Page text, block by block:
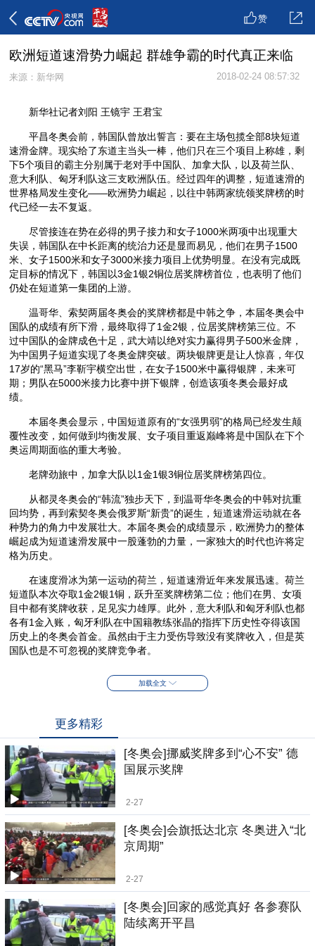
赞
欧洲短道速滑势力崛起 群雄争霸的时代真正来临
来源：新华网 2018-02-24 08:57:32
新华社记者刘阳 王镜宇 王君宝
平昌冬奥会前，韩国队曾放出誓言：要在主场包揽全部8块短道
速滑金牌。现实给了东道主当头一棒，他们只在三个项目上称雄，剩
下5个项目的霸主分别属于老对手中国队、加拿大队，以及荷兰队、
意大利队、匈牙利队这三支欧洲队伍。经过四年的调整，短道速滑的
世界格局发生变化——欧洲势力崛起，以往中韩两家统领奖牌榜的时
代已经一去不复返。
尽管接连在势在必得的男子接力和女子1000米两项中出现重大
失误，韩国队在中长距离的统治力还是显而易见，他们在男子1500
米、女子1500米和女子3000米接力项目上优势明显。在没有完成既
定目标的情况下，韩国以3金1银2铜位居奖牌榜首位，也表明了他们
仍处在短道第一集团的上游。
温哥华、索契两届冬奥会的奖牌榜都是中韩之争，本届冬奥会中
国队的成绩有所下滑，最终取得了1金2银，位居奖牌榜第三位。不
过中国队的金牌成色十足，武大靖以绝对实力赢得男子500米金牌，
为中国男子短道实现了冬奥金牌突破。两块银牌更是让人惊喜，年仅
17岁的“黑马”李靳宇横空出世，在女子1500米中赢得银牌，未来可
期；男队在5000米接力比赛中拼下银牌，创造该项冬奥会最好成
绩。
本届冬奥会显示，中国短道原有的“女强男弱”的格局已经发生颠
覆性改变，如何做到均衡发展、女子项目重返巅峰将是中国队在下个
奥运周期面临的重大考验。
老牌劲旅中，加拿大队以1金1银3铜位居奖牌榜第四位。
从都灵冬奥会的“韩流”独步天下，到温哥华冬奥会的中韩对抗重
回均势，再到索契冬奥会俄罗斯“新贵”的诞生，短道速滑运动就在各
种势力的角力中发展壮大。本届冬奥会的成绩显示，欧洲势力的整体
崛起成为短道速滑发展中一股蓬勃的力量，一家独大的时代也许将定
格为历史。
在速度滑冰为第一运动的荷兰，短道速滑近年来发展迅速。荷兰
短道队本次夺取1金2银1铜，跃升至奖牌榜第二位；他们在男、女项
目中都有奖牌收获，足见实力雄厚。此外，意大利队和匈牙利队也都
各有1金入账，匈牙利队在中国籍教练张晶的指挥下历史性夺得该国
历史上的冬奥会首金。虽然由于主力受伤导致没有奖牌收入，但是英
国队也是不可忽视的奖牌竞争者。
加载全文
更多精彩
[冬奥会]挪威奖牌多到“心不安” 德
国展示奖牌
2-27
[冬奥会]会旗抵达北京 冬奥进入“北
京周期”
2-27
[冬奥会]回家的感觉真好 各参赛队
陆续离开平昌